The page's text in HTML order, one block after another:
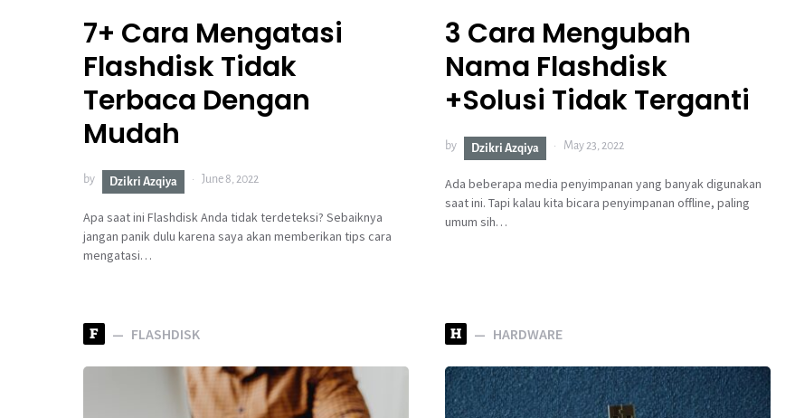
7+ Cara Mengatasi
Flashdisk Tidak
Terbaca Dengan
Mudah
by Dzikri Azqiya June 8, 2022
Apa saat ini Flashdisk Anda tidak terdeteksi? Sebaiknya
jangan panik dulu karena saya akan memberikan tips cara
mengatasi…
3 Cara Mengubah
Nama Flashdisk
+Solusi Tidak Terganti
by Dzikri Azqiya May 23, 2022
Ada beberapa media penyimpanan yang banyak digunakan
saat ini. Tapi kalau kita bicara penyimpanan offline, paling
umum sih…
F FLASHDISK H HARDWARE